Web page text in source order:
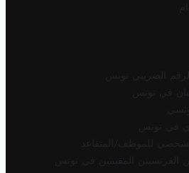
الضريبي تونس
في تونس
في تونس
للموظف/المتقاعد
الفرنسيين المقيمين في تونس